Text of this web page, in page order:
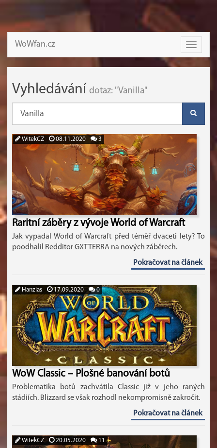
Toggle
WoWfan.cz
Vyhledávání dotaz: "Vanilla"
WitekCZ 08.11.2020 3
Raritní záběry z vývoje World of Warcraft
Jak vypadal World of Warcraft před téměř dvaceti lety? To
poodhalil Redditor GXTTERRA na nových záběrech.
Pokračovat na článek
Hanzias 17.09.2020 0
WoW Classic – Plošné banování botů
Problematika botů zachvátila Classic již v jeho raných
stádiích. Blizzard se však rozhodl nekompromisně zakročit.
Pokračovat na článek
WitekCZ 20.05.2020 11